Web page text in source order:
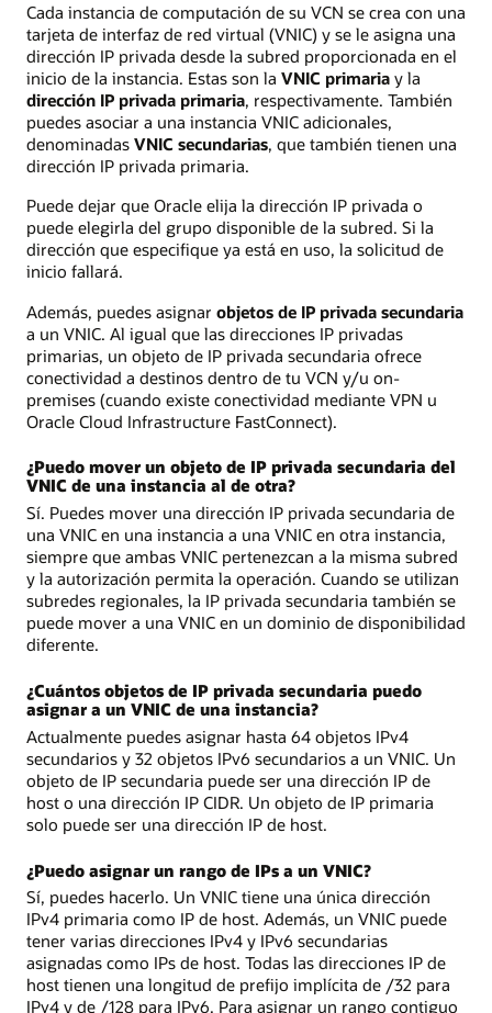
Cada instancia de computación de su VCN se crea con una
tarjeta de interfaz de red virtual (VNIC) y se le asigna una
dirección IP privada desde la subred proporcionada en el
inicio de la instancia. Estas son la VNIC primaria y la
dirección IP privada primaria, respectivamente. También
puedes asociar a una instancia VNIC adicionales,
denominadas VNIC secundarias, que también tienen una
dirección IP privada primaria.
Puede dejar que Oracle elija la dirección IP privada o
puede elegirla del grupo disponible de la subred. Si la
dirección que especifique ya está en uso, la solicitud de
inicio fallará.
Además, puedes asignar objetos de IP privada secundaria
a un VNIC. Al igual que las direcciones IP privadas
primarias, un objeto de IP privada secundaria ofrece
conectividad a destinos dentro de tu VCN y/u on-
premises (cuando existe conectividad mediante VPN u
Oracle Cloud Infrastructure FastConnect).
¿Puedo mover un objeto de IP privada secundaria del
VNIC de una instancia al de otra?
Sí. Puedes mover una dirección IP privada secundaria de
una VNIC en una instancia a una VNIC en otra instancia,
siempre que ambas VNIC pertenezcan a la misma subred
y la autorización permita la operación. Cuando se utilizan
subredes regionales, la IP privada secundaria también se
puede mover a una VNIC en un dominio de disponibilidad
diferente.
¿Cuántos objetos de IP privada secundaria puedo
asignar a un VNIC de una instancia?
Actualmente puedes asignar hasta 64 objetos IPv4
secundarios y 32 objetos IPv6 secundarios a un VNIC. Un
objeto de IP secundaria puede ser una dirección IP de
host o una dirección IP CIDR. Un objeto de IP primaria
solo puede ser una dirección IP de host.
¿Puedo asignar un rango de IPs a un VNIC?
Sí, puedes hacerlo. Un VNIC tiene una única dirección
IPv4 primaria como IP de host. Además, un VNIC puede
tener varias direcciones IPv4 y IPv6 secundarias
asignadas como IPs de host. Todas las direcciones IP de
host tienen una longitud de prefijo implícita de /32 para
IPv4 y de /128 para IPv6. Para asignar un rango contiguo